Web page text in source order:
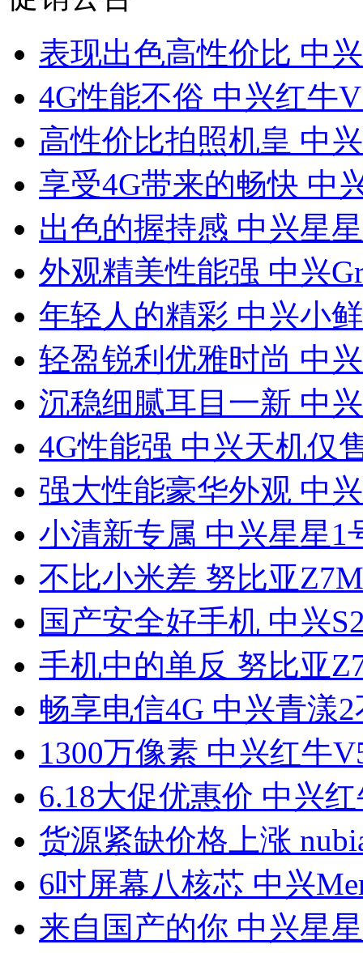
表现出色高性价比 中
4G性能不俗 中兴红牛
高性价比拍照机皇 中
享受4G带来的畅快 中
出色的握持感 中兴星
外观精美性能强 中兴
年轻人的精彩 中兴小
轻盈锐利优雅时尚 中
沉稳细腻耳目一新 中
4G性能强 中兴天机仅
强大性能豪华外观 中
小清新专属 中兴星星1
不比小米差 努比亚
国产安全好手机 中兴
手机中的单反 努比亚
畅享电信4G 中兴青漾
1300万像素 中兴红牛
6.18大促优惠价 中兴
货源紧缺价格上涨
6吋屏幕八核芯 中兴
来自国产的你 中兴星